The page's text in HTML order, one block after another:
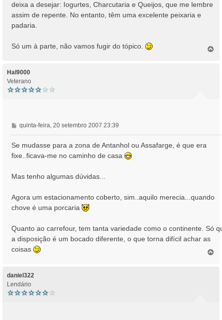
g
e
m
deixa a desejar: Iogurtes, Charcutaria e Queijos, que me lembre
assim de repente. No entanto, têm uma excelente peixaria e
padaria.
Só um à parte, não vamos fugir do tópico.
Hal9000
Veterano
M
e
n
e
quinta-feira, 20 setembro 2007 23:39
Se mudasse para a zona de Antanhol ou Assafarge, é que era
fixe..ficava-me no caminho de casa
Mas tenho algumas dúvidas...
Agora um estacionamento coberto, sim..aquilo merecia...quando
chove é uma porcaria
Quanto ao carrefour, tem tanta variedade como o continente. Só
a disposição é um bocado diferente, o que torna difícil achar as
coisas
daniel322
Lendário